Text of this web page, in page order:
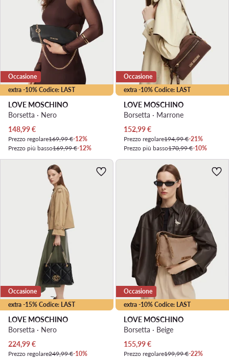
extra -10% Codice: LAST
Occasione
LOVE MOSCHINO
Borsetta · Nero
Prezzo attuale
148,99€
Prezzo regolare169,99 €-12%
Prezzo più basso169,99 €-12%
extra -10% Codice: LAST
Occasione
LOVE MOSCHINO
Borsetta · Marrone
Prezzo attuale
152,99€
Prezzo regolare194,99 €-21%
Prezzo più basso170,99 €-10%
extra -15% Codice: LAST
Occasione
LOVE MOSCHINO
Borsetta · Nero
Prezzo attuale
224,99€
Prezzo regolare249,99 €-10%
extra -10% Codice: LAST
Occasione
LOVE MOSCHINO
Borsetta · Beige
Prezzo attuale
155,99€
Prezzo regolare199,99 €-22%